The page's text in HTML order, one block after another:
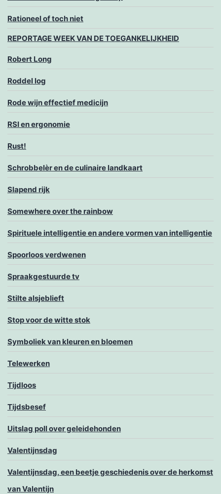
Rationeel of toch niet
REPORTAGE WEEK VAN DE TOEGANKELIJKHEID
Robert Long
Roddel log
Rode wijn effectief medicijn
RSI en ergonomie
Rust!
Schrobbelèr en de culinaire landkaart
Slapend rijk
Somewhere over the rainbow
Spirituele intelligentie en andere vormen van intelligentie
Spoorloos verdwenen
Spraakgestuurde tv
Stilte alsjeblieft
Stop voor de witte stok
Symboliek van kleuren en bloemen
Telewerken
Tijdloos
Tijdsbesef
Uitslag poll over geleidehonden
Valentijnsdag
Valentijnsdag, een beetje geschiedenis over de herkomst
van Valentijn